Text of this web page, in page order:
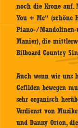
noch die Krone auf.
You + Me“ (schöne
Piano-/
Manier), die
Bilboard Country
Auch wenn wir uns
Gefilden bewegen
sehr organisch
Verdienst von
und Danny Orton,